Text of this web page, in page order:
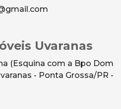
Uvaranas
(Esquina com a Bpo Dom
- Ponta Grossa/PR -